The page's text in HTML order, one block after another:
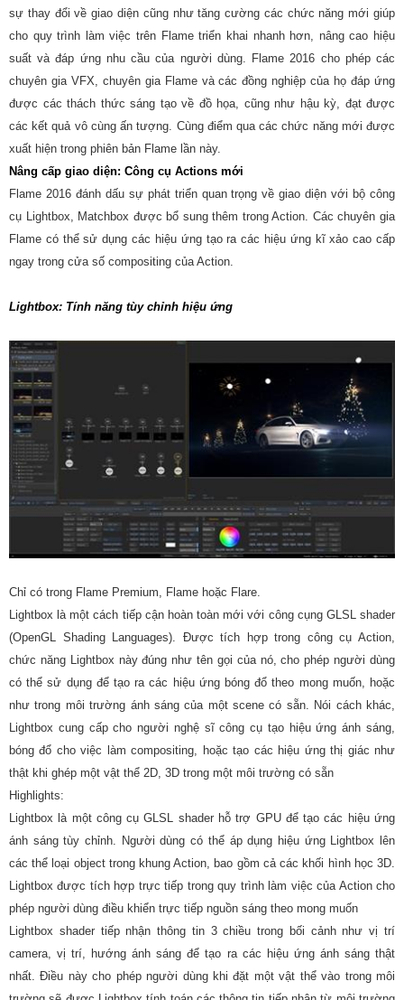
sự thay đổi về giao diện cũng như tăng cường các chức năng mới giúp
cho quy trình làm việc trên Flame triển khai nhanh hơn, nâng cao hiệu
suất và đáp ứng nhu cầu của người dùng. Flame 2016 cho phép các
chuyên gia VFX, chuyên gia Flame và các đồng nghiệp của họ đáp ứng
được các thách thức sáng tạo về đồ họa, cũng như hậu kỳ, đạt được
các kết quả vô cùng ấn tượng. Cùng điểm qua các chức năng mới được
xuất hiện trong phiên bản Flame lần này.
Nâng cấp giao diện: Công cụ Actions mới
Flame 2016 đánh dấu sự phát triển quan trọng về giao diện với bộ công
cụ Lightbox, Matchbox được bổ sung thêm trong Action. Các chuyên gia
Flame có thể sử dụng các hiệu ứng tạo ra các hiệu ứng kĩ xảo cao cấp
ngay trong cửa số compositing của Action.
Lightbox: Tính năng tùy chỉnh hiệu ứng
Chỉ có trong Flame Premium, Flame hoặc Flare.
Lightbox là một cách tiếp cận hoàn toàn mới với công cụng GLSL shader
(OpenGL Shading Languages). Được tích hợp trong công cụ Action,
chức năng Lightbox này đúng như tên gọi của nó, cho phép người dùng
có thể sử dụng để tạo ra các hiệu ứng bóng đổ theo mong muốn, hoặc
như trong môi trường ánh sáng của một scene có sẵn. Nói cách khác,
Lightbox cung cấp cho người nghệ sĩ công cụ tạo hiệu ứng ánh sáng,
bóng đổ cho việc làm compositing, hoặc tạo các hiệu ứng thị giác như
thật khi ghép một vật thể 2D, 3D trong một môi trường có sẵn
Highlights:
Lightbox là một công cụ GLSL shader hỗ trợ GPU để tạo các hiệu ứng
ánh sáng tùy chỉnh. Người dùng có thể áp dụng hiệu ứng Lightbox lên
các thể loại object trong khung Action, bao gồm cả các khối hình học 3D.
Lightbox được tích hợp trực tiếp trong quy trình làm việc của Action cho
phép người dùng điều khiển trực tiếp nguồn sáng theo mong muốn
Lightbox shader tiếp nhận thông tin 3 chiều trong bối cảnh như vị trí
camera, vị trí, hướng ánh sáng để tạo ra các hiệu ứng ánh sáng thật
nhất. Điều này cho phép người dùng khi đặt một vật thể vào trong môi